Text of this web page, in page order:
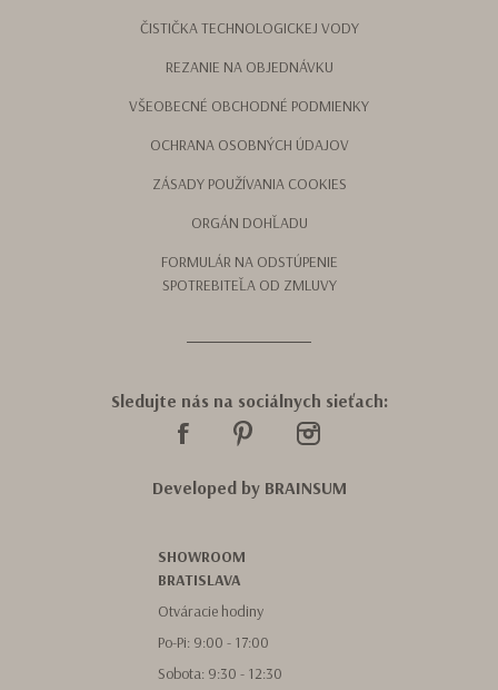
ČISTIČKA TECHNOLOGICKEJ VODY
REZANIE NA OBJEDNÁVKU
VŠEOBECNÉ OBCHODNÉ PODMIENKY
OCHRANA OSOBNÝCH ÚDAJOV
ZÁSADY POUŽÍVANIA COOKIES
ORGÁN DOHĽADU
FORMULÁR NA ODSTÚPENIE
SPOTREBITEĽA OD ZMLUVY
Sledujte nás na sociálnych sieťach:
Developed by BRAINSUM
SHOWROOM
BRATISLAVA
Otváracie hodiny
Po-Pi: 9:00 - 17:00
Sobota: 9:30 - 12:30